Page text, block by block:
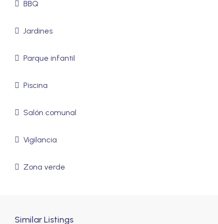
BBQ
Jardines
Parque infantil
Piscina
Salón comunal
Vigilancia
Zona verde
Similar Listings